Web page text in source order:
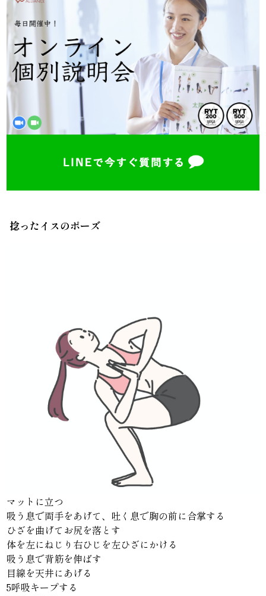
捻ったイスのポーズ
マットに立つ
吸う息で両手をあげて、吐く息で胸の前に合掌する
ひざを曲げてお尻を落とす
体を左にねじり右ひじを左ひざにかける
吸う息で背筋を伸ばす
目線を天井にあげる
5呼吸キープする